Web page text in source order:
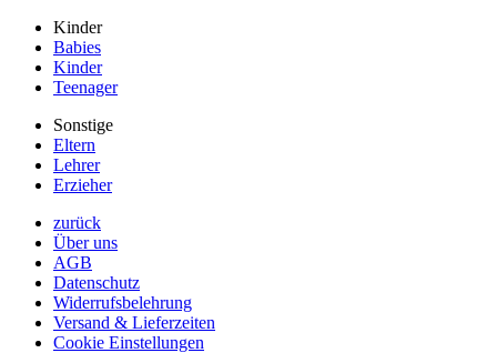
Kinder
Babies
Kinder
Teenager
Sonstige
Eltern
Lehrer
Erzieher
zurück
Über uns
AGB
Datenschutz
Widerrufsbelehrung
Versand & Lieferzeiten
Cookie Einstellungen